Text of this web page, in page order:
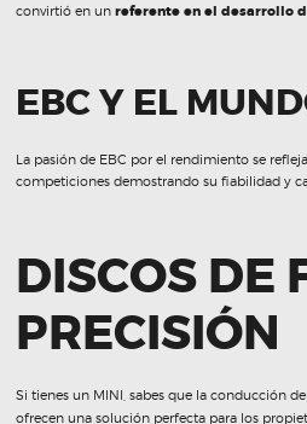
convirtió en un referente en el desarrollo
EBC Y EL
La pasión de EBC por el rendimiento se
competiciones demostrando su fiabilidad y
DISCOS DE
PRECISIÓN
Si tienes un MINI, sabes que la conducción
ofrecen una solución perfecta para los